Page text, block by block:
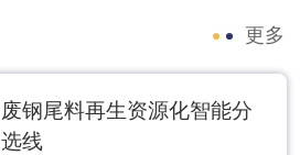
更多
废钢尾料再生资源化智能分
选线